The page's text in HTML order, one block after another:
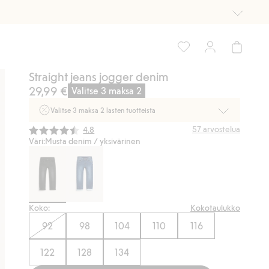
Straight jeans jogger denim
29,99 € Valitse 3 maksa 2
Valitse 3 maksa 2 lasten tuotteista
Ei Newbie. Ostaessasi 2 tuotetta tai enemmän. Voimassa 3-
16.8. asti myymälässä ja verkossa. Ei voi yhdistää muihin
alennuksiin tai tarjouksiin.
Keskimääräinen luokitus:
4.8 57arvostelua
Väri:Musta denim / yksivärinen
Koko: Kokotaulukko
92 98 104 110 116
122 128 134